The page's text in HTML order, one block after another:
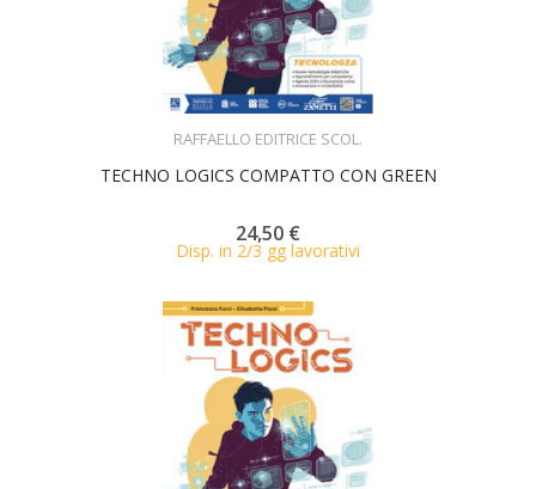
RAFFAELLO EDITRICE SCOL.
TECHNO LOGICS COMPATTO CON GREEN
24,50 €
Disp. in 2/3 gg lavorativi